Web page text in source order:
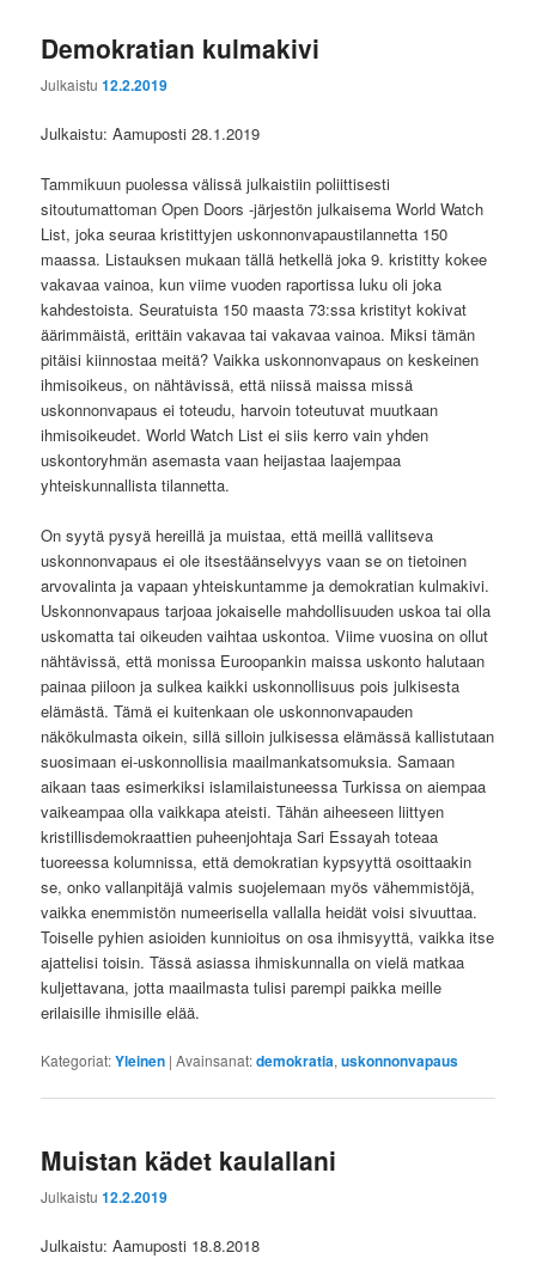
Demokratian kulmakivi
Julkaistu12.2.2019
Julkaistu: Aamuposti 28.1.2019
Tammikuun puolessa välissä julkaistiin poliittisesti
sitoutumattoman Open Doors -järjestön julkaisema World Watch
List, joka seuraa kristittyjen uskonnonvapaustilannetta 150
maassa. Listauksen mukaan tällä hetkellä joka 9. kristitty kokee
vakavaa vainoa, kun viime vuoden raportissa luku oli joka
kahdestoista. Seuratuista 150 maasta 73:ssa kristityt kokivat
äärimmäistä, erittäin vakavaa tai vakavaa vainoa. Miksi tämän
pitäisi kiinnostaa meitä? Vaikka uskonnonvapaus on keskeinen
ihmisoikeus, on nähtävissä, että niissä maissa missä
uskonnonvapaus ei toteudu, harvoin toteutuvat muutkaan
ihmisoikeudet. World Watch List ei siis kerro vain yhden
uskontoryhmän asemasta vaan heijastaa laajempaa
yhteiskunnallista tilannetta.
On syytä pysyä hereillä ja muistaa, että meillä vallitseva
uskonnonvapaus ei ole itsestäänselvyys vaan se on tietoinen
arvovalinta ja vapaan yhteiskuntamme ja demokratian kulmakivi.
Uskonnonvapaus tarjoaa jokaiselle mahdollisuuden uskoa tai olla
uskomatta tai oikeuden vaihtaa uskontoa. Viime vuosina on ollut
nähtävissä, että monissa Euroopankin maissa uskonto halutaan
painaa piiloon ja sulkea kaikki uskonnollisuus pois julkisesta
elämästä. Tämä ei kuitenkaan ole uskonnonvapauden
näkökulmasta oikein, sillä silloin julkisessa elämässä kallistutaan
suosimaan ei-uskonnollisia maailmankatsomuksia. Samaan
aikaan taas esimerkiksi islamilaistuneessa Turkissa on aiempaa
vaikeampaa olla vaikkapa ateisti. Tähän aiheeseen liittyen
kristillisdemokraattien puheenjohtaja Sari Essayah toteaa
tuoreessa kolumnissa, että demokratian kypsyyttä osoittaakin
se, onko vallanpitäjä valmis suojelemaan myös vähemmistöjä,
vaikka enemmistön numeerisella vallalla heidät voisi sivuuttaa.
Toiselle pyhien asioiden kunnioitus on osa ihmisyyttä, vaikka itse
ajattelisi toisin. Tässä asiassa ihmiskunnalla on vielä matkaa
kuljettavana, jotta maailmasta tulisi parempi paikka meille
erilaisille ihmisille elää.
Kategoriat:Yleinen |Avainsanat:demokratia,uskonnonvapaus
Muistan kädet kaulallani
Julkaistu12.2.2019
Julkaistu: Aamuposti 18.8.2018